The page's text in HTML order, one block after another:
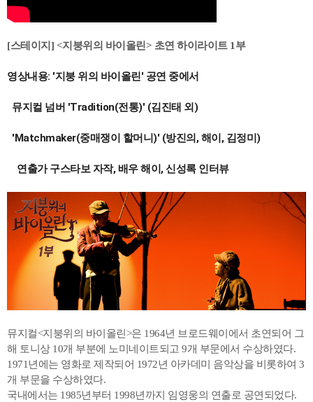
[스테이지] <지붕위의 바이올린> 초연 하이라이트 1부
영상내용: '지붕 위의 바이올린' 공연 중에서
뮤지컬 넘버 'Tradition(전통)' (김진태 외)
'Matchmaker(중매쟁이 할머니)' (방진의, 해이, 김정미)
연출가 구스타보 자작, 배우 해이, 신성록 인터뷰
뮤지컬<지붕위의 바이올린>은 1964년 브로드웨이에서 초연되어 그
해 토니상 10개 부분에 노미네이트되고 9개 부문에서 수상하였다.
1971년에는 영화로 제작되어 1972년 아카데미 음악상을 비롯하여 3
개 부문을 수상하였다.
국내에서는 1985년부터 1998년까지 임영웅의 연출로 공연되었다.